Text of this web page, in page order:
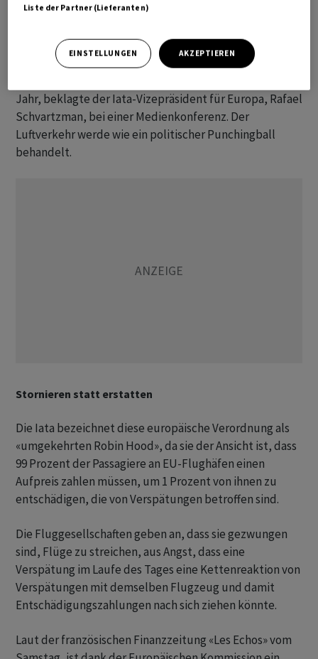
Die International Air Transport Association (Iata), die
sich verärgert darüber, dass diese Verordnung aus dem
Jahr 2004 beibehalten werden könnte. Diese «kostet die
Jahr, beklagte der Iata-Vizepräsident für Europa, Rafael
Schvartzman, bei einer Medienkonferenz. Der
Luftverkehr werde wie ein politischer Punchingball
behandelt.
Stornieren statt erstatten
Die Iata bezeichnet diese europäische Verordnung als
«umgekehrten Robin Hood», da sie der Ansicht ist, dass
99 Prozent der Passagiere an EU-Flughäfen einen
Aufpreis zahlen müssen, um 1 Prozent von ihnen zu
entschädigen, die von Verspätungen betroffen sind.
Die Fluggesellschaften geben an, dass sie gezwungen
sind, Flüge zu streichen, aus Angst, dass eine
Verspätung im Laufe des Tages eine Kettenreaktion von
Verspätungen mit demselben Flugzeug und damit
Entschädigungszahlungen nach sich ziehen könnte.
Laut der französischen Finanzzeitung «Les Echos» vom
Liste der Partner (Lieferanten)
EINSTELLUNGEN AKZEPTIEREN